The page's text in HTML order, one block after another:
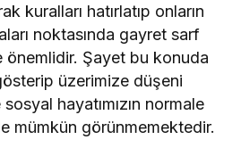
kuralları hatırlatıp onların
noktasında gayret sarf
önemlidir. Şayet bu konuda
üzerimize düşeni
hayatımızın normale
mümkün görünmemektedir.